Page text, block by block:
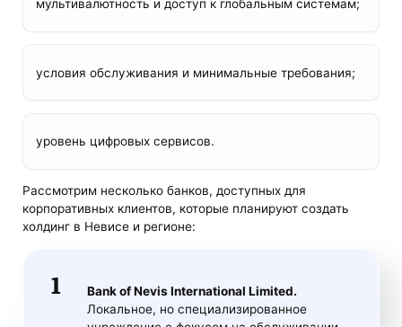
мультивалютность и доступ к глобальным системам;
условия обслуживания и минимальные требования;
уровень цифровых сервисов.
Рассмотрим несколько банков, доступных для
корпоративных клиентов, которые планируют создать
холдинг в Невисе и регионе:
Bank of Nevis International Limited.
Локальное, но специализированное